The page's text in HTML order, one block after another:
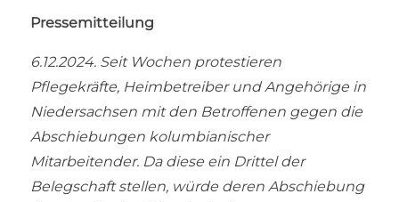
Pressemitteilung
6.12.2024. Seit Wochen protestieren
Pflegekräfte, Heimbetreiber und Angehörige in
Niedersachsen mit den Betroffenen gegen die
Abschiebungen kolumbianischer
Mitarbeitender. Da diese ein Drittel der
Belegschaft stellen, würde deren Abschiebung